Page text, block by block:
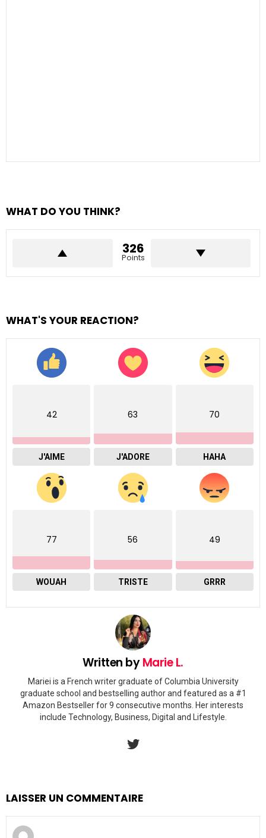
WHAT DO YOU THINK?
326
Points
WHAT'S YOUR REACTION?
42
J'AIME
63
J'ADORE
70
HAHA
77
WOUAH
56
TRISTE
49
GRRR
Written byMarie L.
Mariei is a French writer graduate of Columbia University
graduate school and bestselling author and featured as a #1
Amazon Bestseller for 9 consecutive months. Her interests
include Technology, Business, Digital and Lifestyle.
LAISSER UN COMMENTAIRE